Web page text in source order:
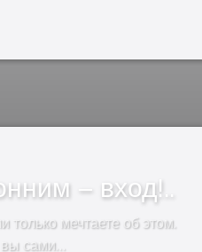
– вход!..
только мечтаете об этом.
вы сами…